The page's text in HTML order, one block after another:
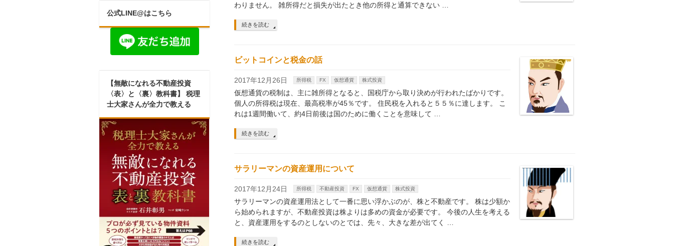
わりません。 雑所得だと損失が出たとき他の所得と通算できない …
続きを読む
ビットコインと税金の話
2017年12月26日 所得税 FX 仮想通貨 株式投資
仮想通貨の税制は、主に雑所得となると、国税庁から取り決めが行われたばかりです。
個人の所得税は現在、最高税率が45％です。 住民税を入れると５５％に達します。 こ
れは1週間働いて、約4日前後は国のために働くことを意味して …
続きを読む
サラリーマンの資産運用について
2017年12月24日 所得税 不動産投資 FX 仮想通貨 株式投資
サラリーマンの資産運用法として一番に思い浮かぶのが、株と不動産です。 株は少額か
ら始められますが、不動産投資は株よりは多めの資金が必要です。 今後の人生を考える
と、資産運用をするのとしないのとでは、先々、大きな差が出てく …
続きを読む
公式LINE@はこちら
【無敵になれる不動産投資
〈表〉と〈裏〉教科書】 税理
士大家さんが全力で教える